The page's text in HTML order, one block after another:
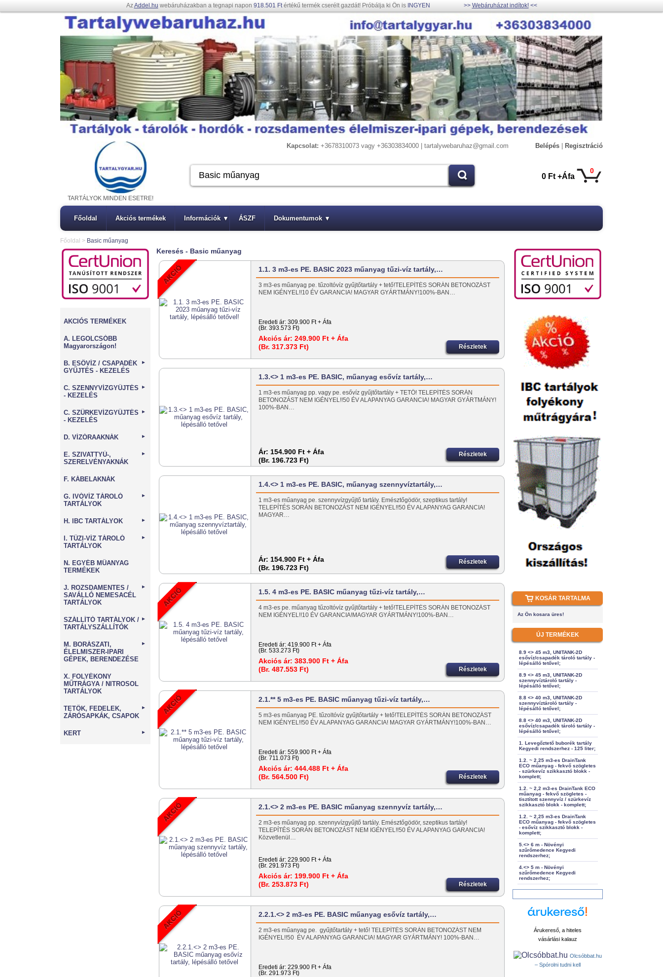
AzAddel.hu webáruházakban a tegnapi napon 918.501 Ftértékű termék cserélt gazdát! Próbálja ki Ön is INGYEN >> Webáruházat indítok!<<
Kapcsolat: +3678310073 vagy +36303834000 | tartalywebaruhaz@gmail.com Belépés Regisztráció
0
0 Ft +Áfa
TARTÁLYOK MINDEN ESETRE!
Főoldal Akciós termékek Információk ▾ ÁSZF Dokumentumok ▾
Főoldal > Basic műanyag
AKCIÓS TERMÉKEK
A. LEGOLCSÓBB
Magyarországon!
B. ESŐVÍZ / CSAPADÉK
GYŰJTÉS - KEZELÉS
►
C. SZENNYVÍZGYŰJTÉS
- KEZELÉS
►
C. SZÜRKEVÍZGYŰJTÉS
- KEZELÉS
►
D. VÍZÓRAAKNÁK ►
E. SZIVATTYÚ-,
SZERELVÉNYAKNÁK
►
F. KÁBELAKNÁK
G. IVÓVÍZ TÁROLÓ
TARTÁLYOK
►
H. IBC TARTÁLYOK ►
I. TŰZI-VÍZ TÁROLÓ
TARTÁLYOK
►
N. EGYÉB MŰANYAG
TERMÉKEK
J. ROZSDAMENTES /
SAVÁLLÓ NEMESACÉL
TARTÁLYOK
►
SZÁLLÍTÓ TARTÁLYOK /
TARTÁLYSZÁLLÍTÓK
►
M. BORÁSZATI,
ÉLELMISZER-IPARI
GÉPEK, BERENDEZÉSE
►
X. FOLYÉKONY
MŰTRÁGYA / NITROSOL
TARTÁLYOK
TETŐK, FEDELEK,
ZÁRÓSAPKÁK, CSAPOK
►
KERT ►
Keresés - Basic műanyag
1.1. 3 m3-es PE. BASIC 2023 műanyag tűzi-víz tartály,…
3 m3-es műanyag pe. tűzoltóvíz gyűjtőtartály + tető!TELEPÍTÉS SORÁN BETONOZÁST
NEM IGÉNYEL!!10 ÉV GARANCIA! MAGYAR GYÁRTMÁNY!100%-BAN…
Eredeti ár: 309.900 Ft + Áfa
(Br. 393.573 Ft)
Akciós ár: 249.900 Ft + Áfa
(Br. 317.373 Ft)
Részletek
1.3.<> 1 m3-es PE. BASIC, műanyag esővíz tartály,…
1 m3-es műanyag pp. vagy pe. esővíz gyűjtőtartály + TETŐ! TELEPÍTÉS SORÁN
BETONOZÁST NEM IGÉNYEL!!50 ÉV ALAPANYAG GARANCIA! MAGYAR GYÁRTMÁNY!
100%-BAN…
Ár: 154.900 Ft + Áfa
(Br. 196.723 Ft)
Részletek
1.4.<> 1 m3-es PE. BASIC, műanyag szennyvíztartály,…
1 m3-es műanyag pe. szennyvízgyűjtő tartály. Emésztőgödör, szeptikus tartály!
TELEPÍTÉS SORÁN BETONOZÁST NEM IGÉNYEL!!50 ÉV ALAPANYAG GARANCIA!
MAGYAR…
Ár: 154.900 Ft + Áfa
(Br. 196.723 Ft)
Részletek
1.5. 4 m3-es PE. BASIC műanyag tűzi-víz tartály,…
4 m3-es pe. műanyag tűzoltóvíz gyűjtőtartály + tető!TELEPÍTÉS SORÁN BETONOZÁST
NEM IGÉNYEL!!10 ÉV GARANCIA!MAGYAR GYÁRTMÁNY!100%-BAN…
Eredeti ár: 419.900 Ft + Áfa
(Br. 533.273 Ft)
Akciós ár: 383.900 Ft + Áfa
(Br. 487.553 Ft)
Részletek
2.1.** 5 m3-es PE. BASIC műanyag tűzi-víz tartály,…
5 m3-es műanyag PE. tűzoltóvíz gyűjtőtartály + tető!TELEPÍTÉS SORÁN BETONOZÁST
NEM IGÉNYEL!!50 ÉV ALAPANYAG GARANCIA! MAGYAR GYÁRTMÁNY!100%-BAN…
Eredeti ár: 559.900 Ft + Áfa
(Br. 711.073 Ft)
Akciós ár: 444.488 Ft + Áfa
(Br. 564.500 Ft)
Részletek
2.1.<> 2 m3-es PE. BASIC műanyag szennyvíz tartály,…
2 m3-es műanyag pp. szennyvízgyűjtő tartály. Emésztőgödör, szeptikus tartály!
TELEPÍTÉS SORÁN BETONOZÁST NEM IGÉNYEL!!50 ÉV ALAPANYAG GARANCIA!
Közvetlenül…
Eredeti ár: 229.900 Ft + Áfa
(Br. 291.973 Ft)
Akciós ár: 199.900 Ft + Áfa
(Br. 253.873 Ft)
Részletek
2.2.1.<> 2 m3-es PE. BASIC műanyag esővíz tartály,…
2 m3-es műanyag pe. gyűjtőtartály + tető! TELEPÍTÉS SORÁN BETONOZÁST NEM
IGÉNYEL!!50 ÉV ALAPANYAG GARANCIA! MAGYAR GYÁRTMÁNY! 100%-BAN…
Eredeti ár: 229.900 Ft + Áfa
(Br. 291.973 Ft)
KOSÁR TARTALMA
Az Ön kosara üres!
ÚJ TERMÉKEK
8.9 <> 45 m3, UNITANK-2D
esővíz/csapadék tároló tartály -
lépésálló tetővel;
8.9 <> 45 m3, UNITANK-2D
szennyvíztároló tartály -
lépésálló tetővel;
8.8 <> 40 m3, UNITANK-2D
szennyvíztároló tartály -
lépésálló tetővel;
8.8 <> 40 m3, UNITANK-2D
esővíz/csapadék tároló tartály -
lépésálló tetővel;
1. Levegőztető buborék tartály
Kegyedi rendszerhez - 125 liter;
1.2. ~ 2,25 m3-es DrainTank
ECO műanyag - fekvő szögletes
- szürkevíz szikkasztó blokk -
komplett;
1.2. ~ 2,2 m3-es DrainTank ECO
műanyag - fekvő szögletes -
tisztított szennyvíz / szürkevíz
szikkasztó blokk - komplett;
1.2. ~ 2,25 m3-es DrainTank
ECO műanyag - fekvő szögletes
- esővíz szikkasztó blokk -
komplett;
5.<> 6 m - Növényi
szűrőmedence Kegyedi
rendszerhez;
4.<> 5 m - Növényi
szűrőmedence Kegyedi
rendszerhez;
Árukereső, a hiteles
vásárlási kalauz
Olcsóbbat.hu
– Spórolni tudni kell